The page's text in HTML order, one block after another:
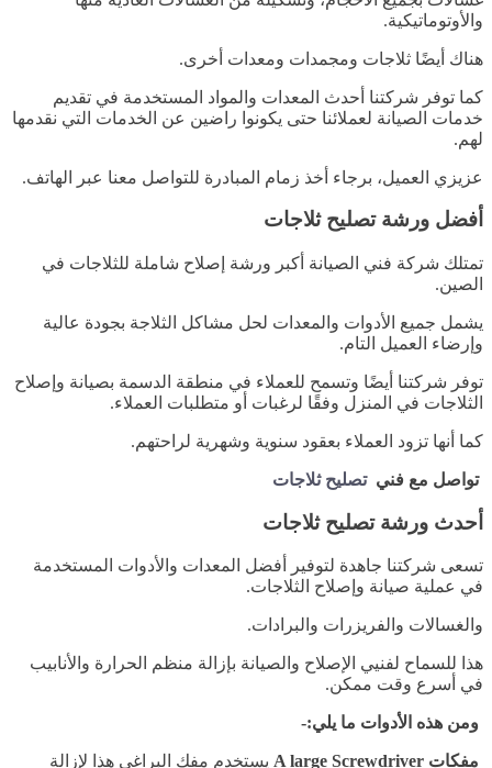
والأوتوماتيكية.
هناك أيضًا ثلاجات ومجمدات ومعدات أخرى.
كما توفر شركتنا أحدث المعدات والمواد المستخدمة في تقديم
خدمات الصيانة لعملائنا حتى يكونوا راضين عن الخدمات التي نقدمها
لهم.
عزيزي العميل، برجاء أخذ زمام المبادرة للتواصل معنا عبر الهاتف.
أفضل ورشة تصليح ثلاجات
تمتلك شركة فني الصيانة أكبر ورشة إصلاح شاملة للثلاجات في
الصين.
يشمل جميع الأدوات والمعدات لحل مشاكل الثلاجة بجودة عالية
وإرضاء العميل التام.
توفر شركتنا أيضًا وتسمح للعملاء في منطقة الدسمة بصيانة وإصلاح
الثلاجات في المنزل وفقًا لرغبات أو متطلبات العملاء.
كما أنها تزود العملاء بعقود سنوية وشهرية لراحتهم.
تواصل مع فني تصليح ثلاجات
أحدث ورشة تصليح ثلاجات
تسعى شركتنا جاهدة لتوفير أفضل المعدات والأدوات المستخدمة
في عملية صيانة وإصلاح الثلاجات.
والغسالات والفريزرات والبرادات.
هذا للسماح لفنيي الإصلاح والصيانة بإزالة منظم الحرارة والأنابيب
في أسرع وقت ممكن.
ومن هذه الأدوات ما يلي:-
مفكات A large Screwdriver يستخدم مفك البراغي هذا لإزالة